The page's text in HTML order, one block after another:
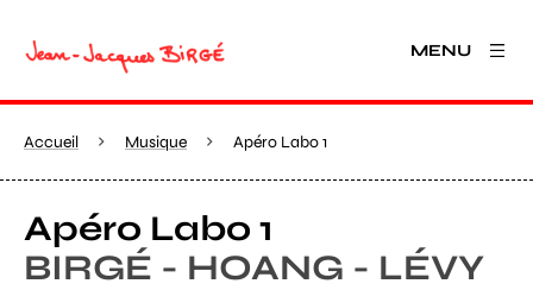
MENU
Accueil Musique Apéro Labo 1
Apéro Labo 1
BIRGÉ - HOANG - LÉVY